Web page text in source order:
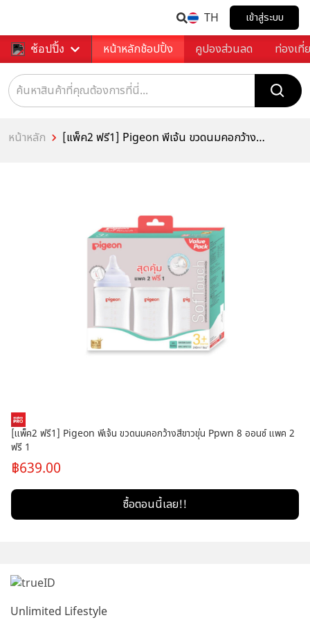
TH เข้าสู่ระบบ
ช้อปปิ้ง หน้าหลักช้อปปิ้ง คูปองส่วนลด ท่องเที่
หน้าหลัก
[แพ็ค2 ฟรี1] Pigeon พีเจ้น ขวดนมคอกว้างสี
[แพ็ค2 ฟรี1] Pigeon พีเจ้น ขวดนมคอกว้างสีขาวขุ่น Ppwn 8 ออนซ์ แพค 2
ฟรี 1
639.00
ซื้อตอนนี้เลย!!
Unlimited Lifestyle